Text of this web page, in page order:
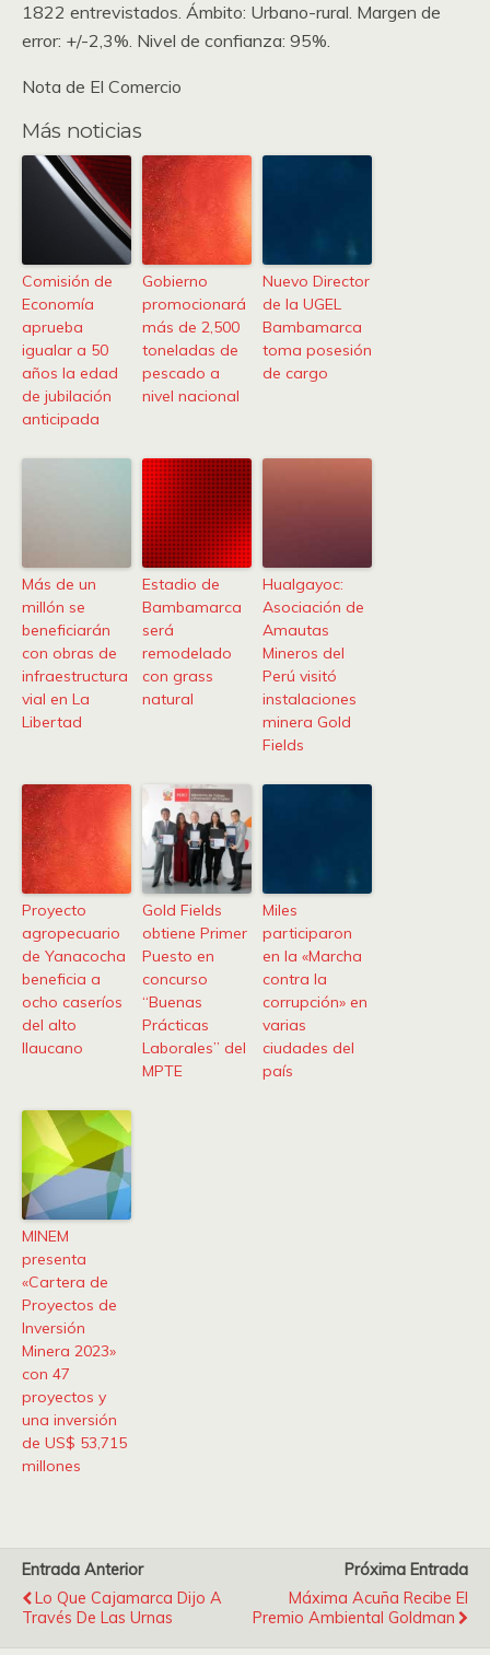
1822 entrevistados. Ámbito: Urbano-rural. Margen de
error: +/-2,3%. Nivel de confianza: 95%.
Nota de El Comercio
Más noticias
Comisión de
Economía
aprueba
igualar a 50
años la edad
de jubilación
anticipada
Gobierno
promocionará
más de 2,500
toneladas de
pescado a
nivel nacional
Nuevo Director
de la UGEL
Bambamarca
toma posesión
de cargo
Más de un
millón se
beneficiarán
con obras de
infraestructura
vial en La
Libertad
Estadio de
Bambamarca
será
remodelado
con grass
natural
Hualgayoc:
Asociación de
Amautas
Mineros del
Perú visitó
instalaciones
minera Gold
Fields
Proyecto
agropecuario
de Yanacocha
beneficia a
ocho caseríos
del alto
llaucano
Gold Fields
obtiene Primer
Puesto en
concurso
“Buenas
Prácticas
Laborales” del
MPTE
Miles
participaron
en la «Marcha
contra la
corrupción» en
varias
ciudades del
país
MINEM
presenta
«Cartera de
Proyectos de
Inversión
Minera 2023»
con 47
proyectos y
una inversión
de US$ 53,715
millones
Entrada Anterior
Lo Que Cajamarca Dijo A
Través De Las Urnas
Próxima Entrada
Máxima Acuña Recibe El
Premio Ambiental Goldman